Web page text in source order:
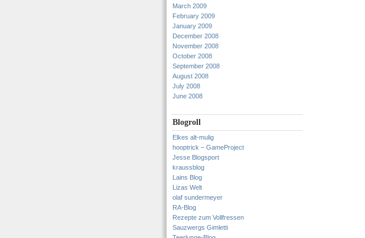
March 2009
February 2009
January 2009
December 2008
November 2008
October 2008
September 2008
August 2008
July 2008
June 2008
Blogroll
Elkes alt-mulig
hooptrick – GameProject
Jesse Blogsport
kraussblog
Lains Blog
Lizas Welt
olaf sundermeyer
RA-Blog
Rezepte zum Vollfressen
Sauzwergs Gimletti